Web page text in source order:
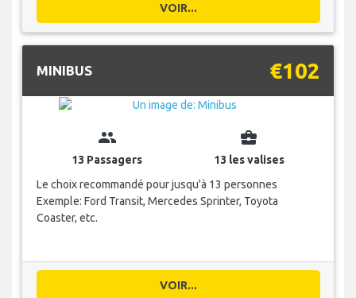
VOIR...
MINIBUS €102
group
13 Passagers
business_center
13 les valises
Le choix recommandé pour jusqu'à 13 personnes
Exemple: Ford Transit, Mercedes Sprinter, Toyota
Coaster, etc.
VOIR...